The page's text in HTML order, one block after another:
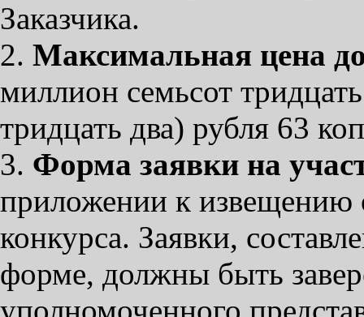
Заказчика.
2. Максимальная цена
миллион семьсот
тридцать два) рубля 63
3. Форма заявки на
приложении к извещению
конкурса. Заявки,
форме, должны быть